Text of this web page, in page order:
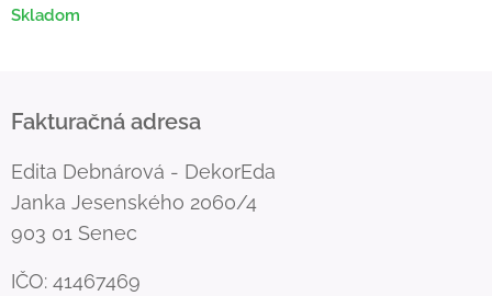
Skladom
Fakturačná adresa
Edita Debnárová - DekorEda
Janka Jesenského 2060/4
903 01 Senec
IČO: 41467469